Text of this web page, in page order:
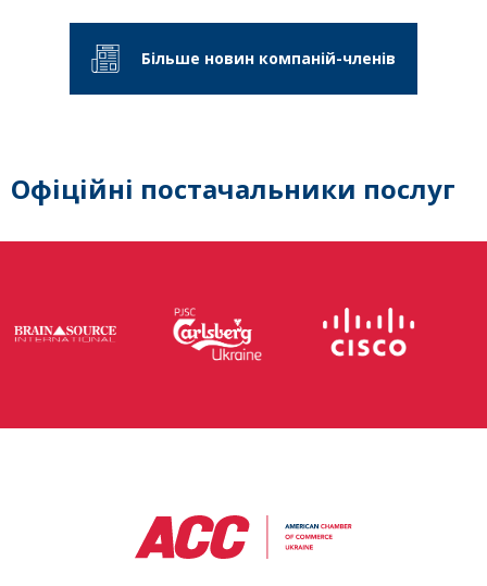
Більше новин компаній-членів
Офіційні постачальники послуг